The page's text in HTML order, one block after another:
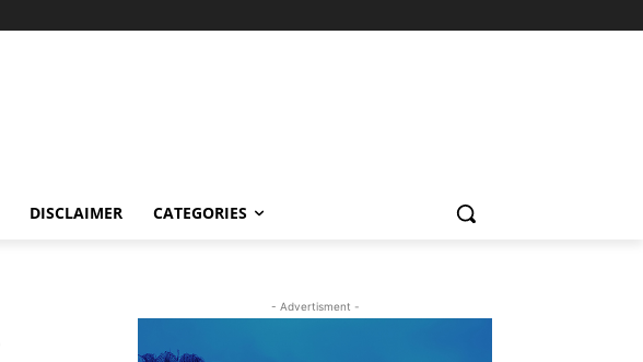
DISCLAIMER CATEGORIES
- Advertisment -